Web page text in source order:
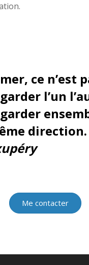
ce n’est
l’un
direction.
Me contacter